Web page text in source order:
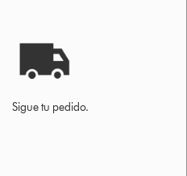
Sigue tu pedido.